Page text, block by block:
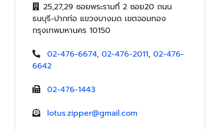
25,27,29 ซอยพระรามที่ 2 ซอย20 ถนน
ธนบุรี-ปากท่อ แขวงบางมด เขตจอมทอง
กรุงเทพมหานคร 10150
02-476-6674, 02-476-2011, 02-476-
6642
02-476-1443
lotus.zipper@gmail.com